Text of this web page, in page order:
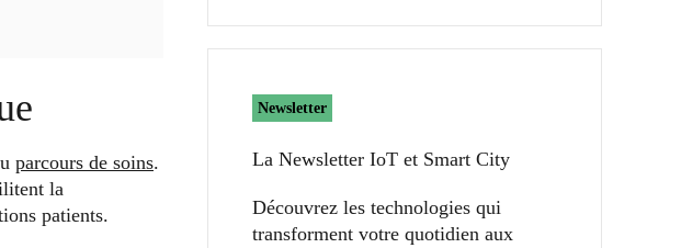
parcours de soins.
la
patients.
Newsletter
La Newsletter IoT et Smart City​
Découvrez les technologies qui
transforment votre quotidien aux